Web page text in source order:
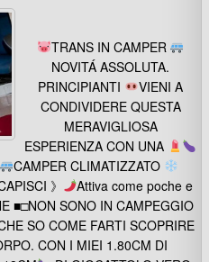
TRANS IN CAMPER
NOVITÁ ASSOLUTA.
PRINCIPIANTI
VIENI A
CONDIVIDERE QUESTA
MERAVIGLIOSA
ESPERIENZA CON UNA
CAMPER CLIMATIZZATO
》
Attiva come poche e
■□NON SONO IN CAMPEGGIO
SO COME FARTI SCOPRIRE
CON I MIEI 1.80CM DI